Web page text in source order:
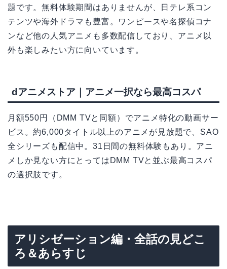
題です。無料体験期間はありませんが、日テレ系コン
テンツや海外ドラマも豊富。ワンピースや名探偵コナ
ンなど他の人気アニメも多数配信しており、アニメ以
外も楽しみたい方に向いています。
dアニメストア｜アニメ一択なら最高コスパ
月額550円（DMM TVと同額）でアニメ特化の動画サー
ビス。約6,000タイトル以上のアニメが見放題で、SAO
全シリーズも配信中。31日間の無料体験もあり。アニ
メしか見ない方にとってはDMM TVと並ぶ最高コスパ
の選択肢です。
アリシゼーション編・全話の見どこ
ろ＆あらすじ